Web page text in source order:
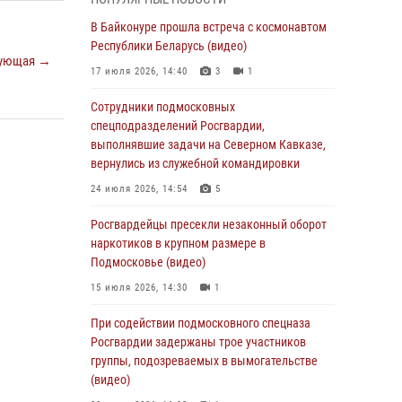
→
При содействии подмосковного спецназа
Росгвардии задержаны подозреваемые в
изготовлении поддельных документов
05 августа 2026, 15:48 1
Сотрудники спецподразделения
отработали навыки огневой подготовки на
04 августа 2026, 12:21
выезжали по сигналам «Тревога» с
охраняемых объектов в Подмосковье
04 августа 2026, 12:15
В Байконуре прошла встреча с космонавтом
Республики Беларусь (видео)
17 июля 2026, 14:40 3 1
Сотрудники подмосковных
спецподразделений Росгвардии,
выполнявшие задачи на Северном Кавказе,
вернулись из служебной командировки
24 июля 2026, 14:54 5
Росгвардейцы пресекли незаконный оборот
наркотиков в крупном размере в
Подмосковье (видео)
15 июля 2026, 14:30 1
При содействии подмосковного спецназа
Росгвардии задержаны трое участников
группы, подозреваемых в вымогательстве
(видео)